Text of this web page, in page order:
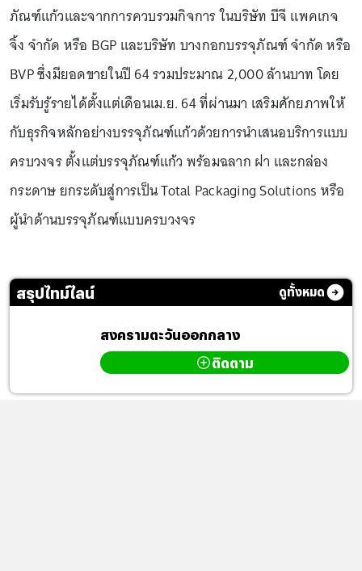
ภัณฑ์แก้วและจากการควบรวมกิจการ ในบริษัท บีจี แพคเกจ
จิ้ง จำกัด หรือ BGP และบริษัท บางกอกบรรจุภัณฑ์ จำกัด หรือ
BVP ซึ่งมียอดขายในปี 64 รวมประมาณ 2,000 ล้านบาท โดย
เริ่มรับรู้รายได้ตั้งแต่เดือนเม.ย. 64 ที่ผ่านมา เสริมศักยภาพให้
กับธุรกิจหลักอย่างบรรจุภัณฑ์แก้วด้วยการนำเสนอบริการแบบ
ครบวงจร ตั้งแต่บรรจุภัณฑ์แก้ว พร้อมฉลาก ฝา และกล่อง
กระดาษ ยกระดับสู่การเป็น Total Packaging Solutions หรือ
ผู้นำด้านบรรจุภัณฑ์แบบครบวงจร
สรุปไทม์ไลน์ ดูทั้งหมด
สงครามตะวันออกกลาง
ติดตาม